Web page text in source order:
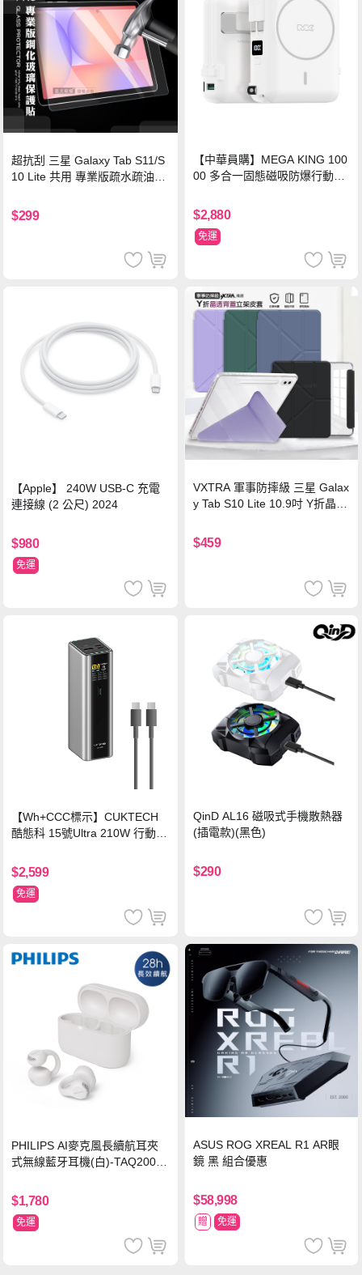
超抗刮 三星 Galaxy Tab S11/S
10 Lite 共用 專業版疏水疏油9H
$299
【中華員購】MEGA KING 100
00 多合一固態磁吸防爆行動電
$2,880
免運
【Apple】 240W USB-C 充電
連接線 (2 公尺) 2024
$980
免運
VXTRA 軍事防摔級 三星 Galax
y Tab S10 Lite 10.9吋 Y折晶透
$459
【Wh+CCC標示】CUKTECH
酷態科 15號Ultra 210W 行動電
$2,599
免運
QinD AL16 磁吸式手機散熱器
(插電款)(黑色)
$290
PHILIPS AI麥克風長續航耳夾
式無線藍牙耳機(白)-TAQ2000
$1,780
免運
ASUS ROG XREAL R1 AR眼
鏡 黑 組合優惠
$58,998
贈 免運